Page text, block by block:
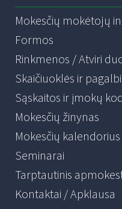
Mokesčių mokėtojų
Formos
Rinkmenos / Atviri
Skaičiuoklės ir
Sąskaitos ir įmokų
Mokesčių žinynas
Mokesčių kalendorius
Seminarai
Tarptautinis
Kontaktai / Apklausa